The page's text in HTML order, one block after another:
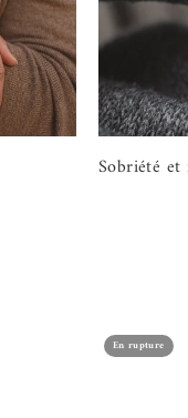
Sobriété
En rupture